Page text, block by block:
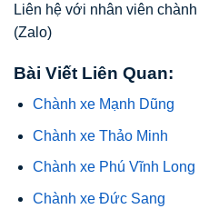
Liên hệ với nhân viên
(Zalo)
Bài Viết Liên Quan:
Chành xe Mạnh Dũng
Chành xe Thảo Minh
Chành xe Phú Vĩnh Long
Chành xe Đức Sang